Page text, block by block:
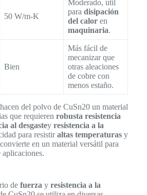
50 W/m-K
Moderado, útil
para disipación
del caloren
maquinaria.
Bien
Más fácil de
mecanizar que
otras aleaciones
de cobre con
menos estaño.
del polvo de CuSn20 un material
que requieren robusta resistencia
al desgastey resistencia a la
para resistiraltas temperaturasy
en un material versátil para
aplicaciones.
de fuerzay resistencia a la